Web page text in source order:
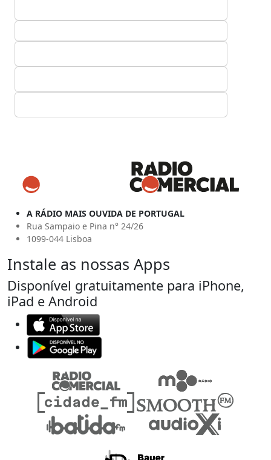
A RÁDIO MAIS OUVIDA DE PORTUGAL
Rua Sampaio e Pina n° 24/26
1099-044 Lisboa
Instale as nossas Apps
Disponível gratuitamente para iPhone,
iPad e Android